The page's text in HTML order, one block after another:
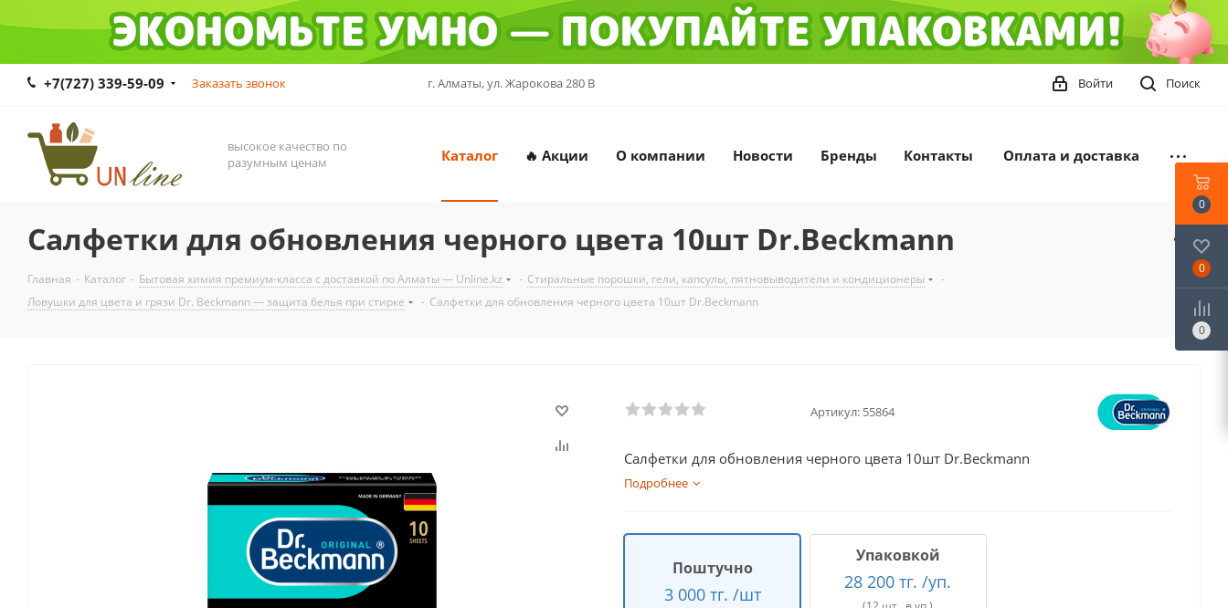
+7(727) 339-59-09 Заказать звонок г. Алматы, ул. Жарокова 280 В Поиск
Войти
высокое качество по
разумным ценам
Каталог 🔥 Акции О компании Новости Бренды Контакты Оплата и доставка
Салфетки для обновления черного цвета 10шт Dr.Beckmann
Главная - Каталог - Бытовая химия премиум-класса с доставкой по Алматы — Unline.kz - Стиральные порошки, гели, капсулы, пятновыводители и кондиционеры
-
Ловушки для цвета и грязи Dr. Beckmann — защита белья при стирке
- Салфетки для обновления черного цвета 10шт Dr.Beckmann
Артикул: 55864
Салфетки для обновления черного цвета 10шт Dr.Beckmann
Подробнее
Поштучно
3 000 тг. /шт
Упаковкой
28 200 тг. /уп.
0
0
0